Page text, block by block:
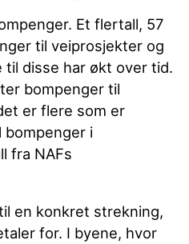
Et flertall, 57
til veiprosjekter og
til disse har økt over tid.
bompenger til
er flere som er
bompenger i
fra NAFs
en konkret strekning,
for. I byene, hvor